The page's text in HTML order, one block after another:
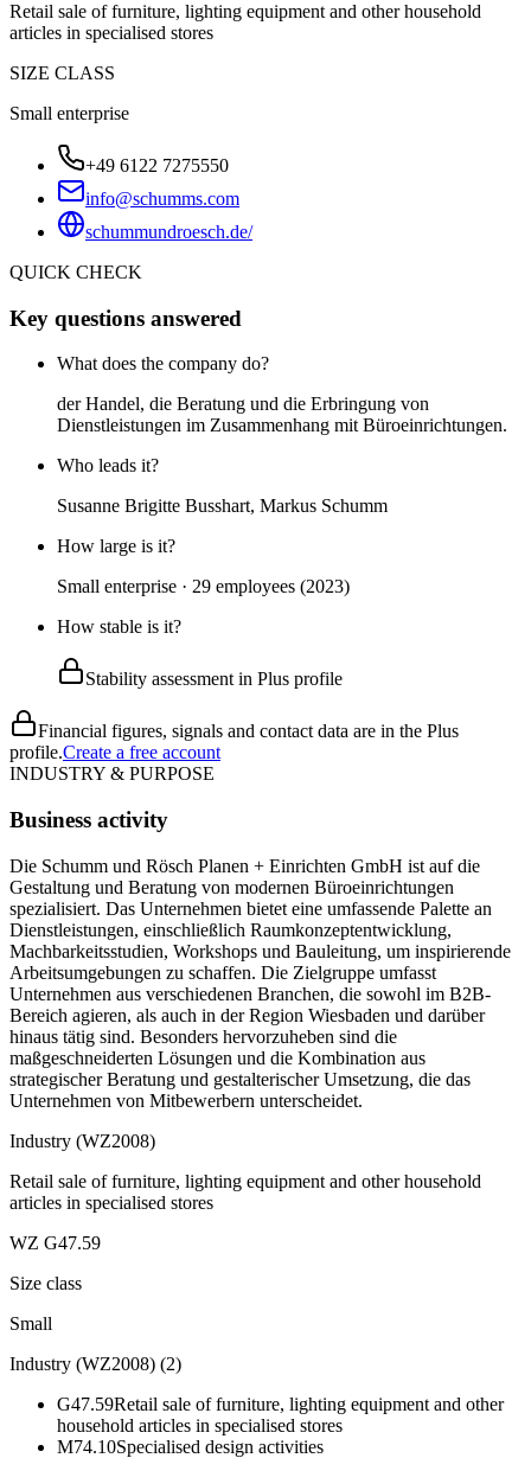
Retail sale of furniture, lighting equipment and other household
articles in specialised stores
SIZE CLASS
Small enterprise
+49 6122 7275550
info@schumms.com
schummundroesch.de/
QUICK CHECK
Key questions answered
What does the company do?
der Handel, die Beratung und die Erbringung von
Dienstleistungen im Zusammenhang mit Büroeinrichtungen.
Who leads it?
Susanne Brigitte Busshart, Markus Schumm
How large is it?
Small enterprise · 29 employees (2023)
How stable is it?
Stability assessment in Plus profile
Financial figures, signals and contact data are in the Plus
profile.Create a free account
INDUSTRY & PURPOSE
Business activity
Die Schumm und Rösch Planen + Einrichten GmbH ist auf die
Gestaltung und Beratung von modernen Büroeinrichtungen
spezialisiert. Das Unternehmen bietet eine umfassende Palette an
Dienstleistungen, einschließlich Raumkonzeptentwicklung,
Machbarkeitsstudien, Workshops und Bauleitung, um inspirierende
Arbeitsumgebungen zu schaffen. Die Zielgruppe umfasst
Unternehmen aus verschiedenen Branchen, die sowohl im B2B-
Bereich agieren, als auch in der Region Wiesbaden und darüber
hinaus tätig sind. Besonders hervorzuheben sind die
maßgeschneiderten Lösungen und die Kombination aus
strategischer Beratung und gestalterischer Umsetzung, die das
Unternehmen von Mitbewerbern unterscheidet.
Industry (WZ2008)
Retail sale of furniture, lighting equipment and other household
articles in specialised stores
WZ G47.59
Size class
Small
Industry (WZ2008) (2)
G47.59Retail sale of furniture, lighting equipment and other
household articles in specialised stores
M74.10Specialised design activities